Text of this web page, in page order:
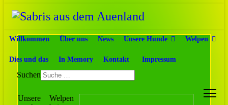
Willkommen Über uns News Unsere Hunde Welpen
Dies und das In Memory Kontakt Impressum
Suchen
Unsere Welpen